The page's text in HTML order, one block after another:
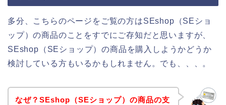
多分、こちらのページをご覧の方はSEshop（SEショ
ップ）の商品のことをすでにご存知だと思いますが、
SEshop（SEショップ）の商品を購入しようかどうか
検討している方もいるかもしれません。でも、、、。
なぜ？SEshop（SEショップ）の商品の支